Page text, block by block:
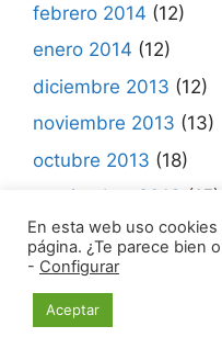
febrero 2014 (12)
enero 2014 (12)
diciembre 2013 (12)
noviembre 2013 (13)
octubre 2013 (18)
septiembre 2013 (15)
agosto 2013(16)
julio 2013(10)
junio 2013
En esta web uso
página. ¿Te parece bien
- Configurar
Aceptar